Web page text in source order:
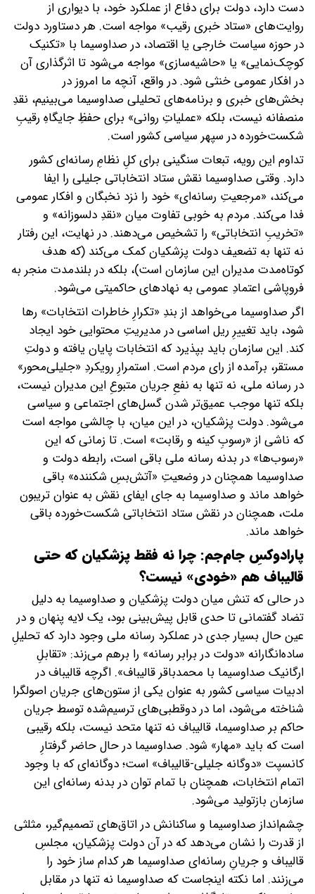
دست دارد، دولت برای دفاع از عملکرد خود، با دیواری از
روایت‌های «ستاد خبری رقیب» مواجه است. هر دستاورد دولت
در حوزه سیاست خارجی یا اقتصاد، در صداوسیما با «تکنیک
کوچک‌نمایی» یا «حاشیه‌سازی» مواجه می‌شود تا اثرگذاری آن
در افکار عمومی خنثی شود. در واقع، آنچه ما امروز در
بخش‌های خبری و برنامه‌های تحلیلی صداوسیما می‌بینیم، نقدِ
منصفانه نیست، بلکه «عملیاتِ روانی» برای حفظِ جایگاهِ رقیبِ
شکست‌خورده در سپهر سیاسی کشور است.
تداوم این رویه، تبعات سنگینی برای کلِ نظامِ رسانه‌ای کشور
دارد. وقتی صداوسیما نقش ستاد انتخاباتی جلیلی را ایفا
می‌کند، «مرجعیتِ رسانه‌ای» خود را نزد نخبگان و افکار عمومی
فدا می‌کند. مردم به خوبی تفاوت میان «نقدِ دلسوزانه» و
«تخریبِ انتخاباتی» را تشخیص می‌دهند. در نهایت، این رفتار
نه تنها به تضعیف دولت پزشکیان کمک می‌کند (که هدف
کوتاه‌مدت مدیران این سازمان است)، بلکه در بلندمدت منجر به
فروپاشی اعتمادِ عمومی به نهادهای حاکمیتی می‌شود.
اگر صداوسیما می‌خواهد از بندِ «تکرارِ خاطرات انتخابات» رها
شود، باید تغییرِ ریل اساسی در مدیریتِ محتوایی خود ایجاد
کند. این سازمان باید بپذیرد که انتخابات پایان یافته و دولتِ
مستقر، برآمده از رای مردم است. استمرارِ رویکردِ «جلیلی‌محور»
در رسانه ملی، نه تنها به نفعِ جریان متبوعِ این مدیران نیست،
بلکه تنها موجب عمیق‌تر شدن گسل‌های اجتماعی و سیاسی
می‌شود. دولت پزشکیان، در این میان، با چالشی مواجه است
که ناشی از «رسوبِ کینه و رقابت» است. تا زمانی که این
«رسوب‌ها» در بدنه رسانه ملی باقی است، رابطه دولت و
صداوسیما همچنان در وضعیتِ «آتش‌بسِ شکننده» باقی
خواهد ماند و صداوسیما به جای ایفای نقش به عنوان تریبون
ملت، همچنان در نقش ستاد انتخاباتی شکست‌خورده باقی
خواهد ماند.
‌پارادوکسِ جام‌جم: چرا نه فقط پزشکیان که حتی
قالیباف هم «خودی» نیست؟
در حالی که تنش میان دولت پزشکیان و صداوسیما به دلیل
تضاد گفتمانی تا حدی قابل پیش‌بینی بود، یک لایه پنهان و در
عین حال بسیار جدی در عملکرد رسانه ملی وجود دارد که تحلیلِ
ساده‌انگارانه «دولت در برابر رسانه» را برهم می‌زند: «تقابلِ
ارگانیک صداوسیما با محمدباقر قالیباف». اگرچه قالیباف در
ادبیات سیاسی کشور به عنوان یکی از ستون‌های جریان اصولگرا
شناخته می‌شود، اما در دوقطبی‌های ترسیم‌شده توسط جریان
حاکم بر صداوسیما، قالیباف نه تنها متحد نیست، بلکه رقیبی
است که باید «مهار» شود. صداوسیما در حال حاضر گرفتارِ
کانسپت «دوگانه جلیلی-قالیباف» است؛ دوگانه‌ای که با وجود
اتمام انتخابات، همچنان با تمام توان در بدنه رسانه‌ای این
سازمان بازتولید می‌شود.
چشم‌انداز صداوسیما و ساکنانش در اتاق‌های تصمیم‌گیر، مثلثی
از قدرت را نشان می‌دهد که در آن دولت پزشکیان، مجلسِ
قالیباف و جریانِ رسانه‌ای صداوسیما هر کدام ساز خود را
می‌زنند. اما نکته اینجاست که صداوسیما نه تنها در مقابل